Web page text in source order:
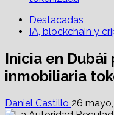
Destacadas
IA, blockchain y
Inicia en
inmobiliaria
Daniel Castillo 26